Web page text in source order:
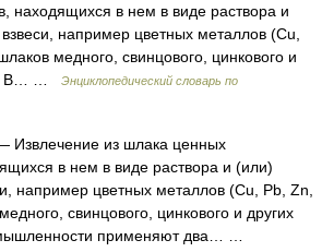
находящихся в нем в виде раствора и
например цветных металлов (Cu,
медного, свинцового, цинкового и
В… …
Энциклопедический словарь по
Извлечение из шлака ценных
в нем в виде раствора и (или)
например цветных металлов (Сu, Pb, Zn,
свинцового, цинкового и других
применяют два… …